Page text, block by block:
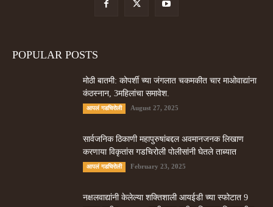
POPULAR POSTS
मोठी बातमी: कोपर्शी च्या जंगलात चकमकीत चार माओवाद्यांना
कंठस्नान, 3महिलांचा समावेश.
आपलं गडचिरोली August 27, 2025
सार्वजनिक ठिकाणी महापुरुषांबद्दल अवमानजनक लिखाण
करणा­या विकृतांस गडचिरोली पोलीसांनी घेतले ताब्यात
आपलं गडचिरोली February 23, 2025
नक्षलवाद्यांनी केलेल्या शक्तिशाली आयईडी च्या स्फोटात 9